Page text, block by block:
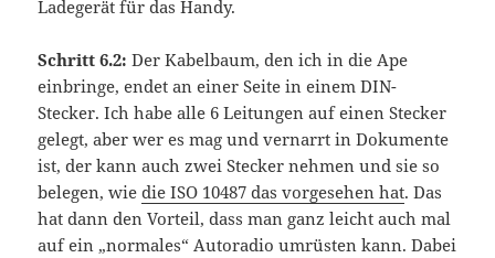
Ladegerät für das Handy.
Schritt 6.2: Der Kabelbaum, den ich in die Ape
einbringe, endet an einer Seite in einem DIN-
Stecker. Ich habe alle 6 Leitungen auf einen Stecker
gelegt, aber wer es mag und vernarrt in Dokumente
ist, der kann auch zwei Stecker nehmen und sie so
belegen, wiedie ISO 10487 das vorgesehen hat. Das
hat dann den Vorteil, dass man ganz leicht auch mal
auf ein „normales“ Autoradio umrüsten kann. Dabei